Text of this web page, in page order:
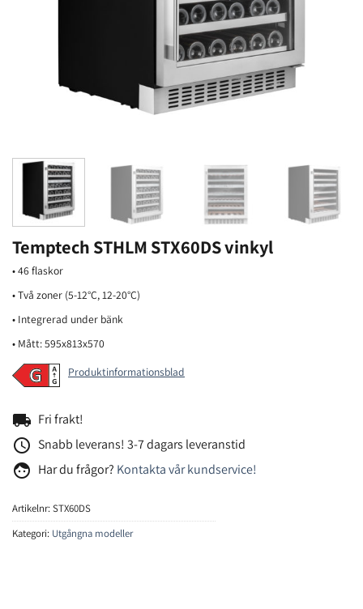
Temptech STHLM STX60DS vinkyl
• 46 flaskor
• Två zoner (5-12°C, 12-20°C)
• Integrerad under bänk
• Mått: 595x813x570
Produktinformationsblad
local_shipping Fri frakt!
access_time Snabb leverans! 3-7 dagars leveranstid
face Har du frågor? Kontakta vår kundservice!
Artikelnr:STX60DS
Kategori: Utgångna modeller